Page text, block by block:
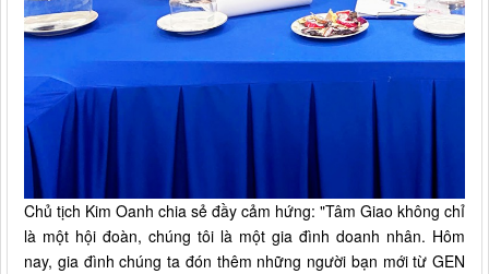
Chủ tịch Kim Oanh chia sẻ đầy cảm hứng: "Tâm Giao không chỉ
là một hội đoàn, chúng tôi là một gia đình doanh nhân. Hôm
nay, gia đình chúng ta đón thêm những người bạn mới từ GEN